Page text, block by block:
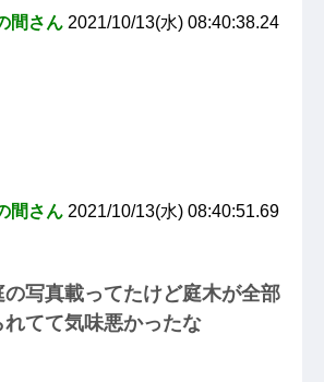
間さん 2021/10/13(水) 08:40:38.24
間さん 2021/10/13(水) 08:40:51.69
写真載ってたけど庭木が全部
れてて気味悪かったな